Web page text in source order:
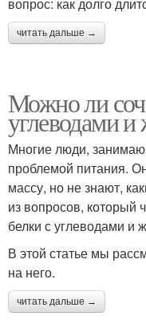
читать дальше →
Можно ли
углеводами
Многие люди,
проблемой питания.
массу, но не знают,
из вопросов, который
белки с углеводами и
В этой статье мы
на него.
читать дальше →